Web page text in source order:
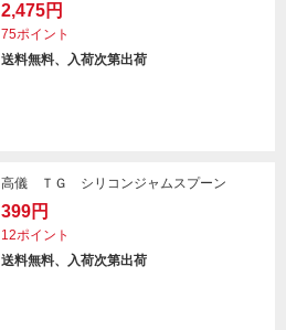
2,475円
75ポイント
送料無料、入荷次第出荷
高儀 ＴＧ シリコンジャムスプーン
399円
12ポイント
送料無料、入荷次第出荷